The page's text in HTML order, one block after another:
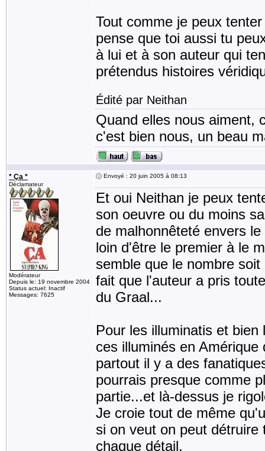
Tout comme je peux
pense que toi aussi tu
à lui et à son auteur qui
prétendus histoires
Édité par Neithan
Quand elles nous aiment,
c'est bien nous, un beau
* Ça *
Déclamateur
Modérateur
Depuis le: 19 novembre 2004
Status actuel: Inactif
Messages: 7625
Envoyé : 20 juin 2005 à 08:13
Et oui Neithan je peux
son oeuvre ou du moins
de malhonnêteté envers
loin d'être le premier à le
semble que le nombre
fait que l'auteur a pris
du Graal...
Pour les illuminatis et
ces illuminés en
partout il y a des
pourrais presque comme
partie...et là-dessus je
Je croie tout de même
si on veut on peut
chaque détail.